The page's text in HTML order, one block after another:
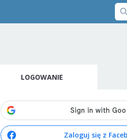
LOGOWANIE
Zaloguj się z